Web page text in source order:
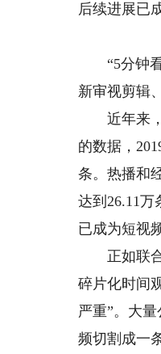
后续进展已
“5分钟看
新审视剪辑
近年来，
的数据，
条。热播和
达到26.11
已成为短视
正如联合
碎片化时间
严重”。大
频切割成一